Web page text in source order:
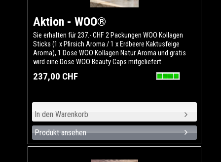
Aktion - WOO®
Sie erhalten für 237.- CHF 2 Packungen WOO Kollagen
Sticks (1 x Pfirsich Aroma / 1 x Erdbeere Kaktusfeige
Aroma), 1 Dose WOO Kollagen Natur Aroma und gratis
wird eine Dose WOO Beauty Caps mitgeliefert
237,00 CHF
Produkt ansehen